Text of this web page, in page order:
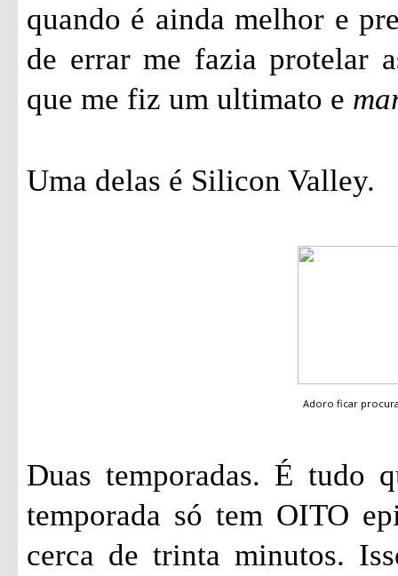
quando é ainda melhor e
de errar me fazia protelar
que me fiz um ultimato e
Uma delas é Silicon Valley.
Adoro ficar
Duas temporadas. É tudo
temporada só tem OITO
cerca de trinta minutos.